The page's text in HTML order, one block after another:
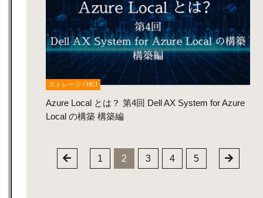
ストレージ / HCI
Azure Local とは？ 第4回 Dell AX System for Azure
Local の構築 構築編
1 2 3 4 5